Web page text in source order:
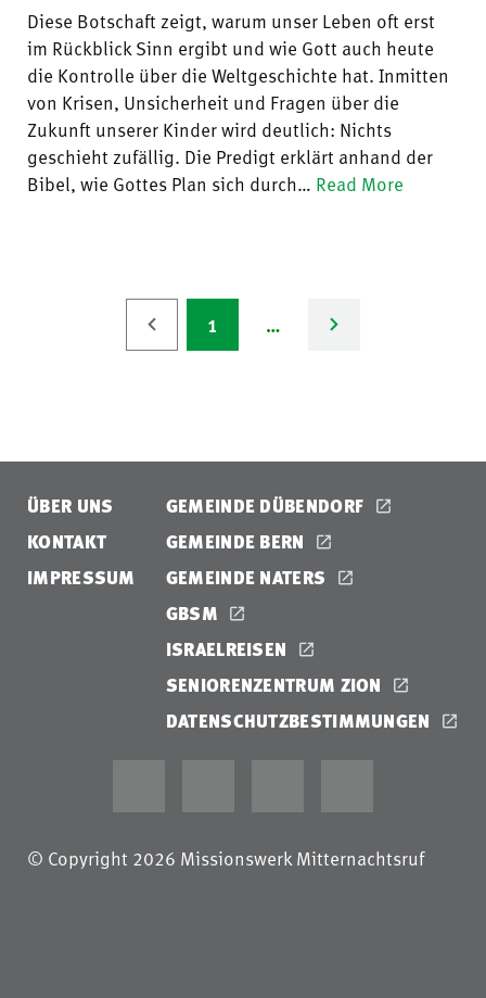
Diese Botschaft zeigt, warum unser Leben oft erst
im Rückblick Sinn ergibt und wie Gott auch heute
die Kontrolle über die Weltgeschichte hat. Inmitten
von Krisen, Unsicherheit und Fragen über die
Zukunft unserer Kinder wird deutlich: Nichts
geschieht zufällig. Die Predigt erklärt anhand der
Bibel, wie Gottes Plan sich durch… Read More
1 …
ÜBER UNS
KONTAKT
IMPRESSUM
GEMEINDE DÜBENDORF
GEMEINDE BERN
GEMEINDE NATERS
GBSM
ISRAELREISEN
SENIORENZENTRUM ZION
DATENSCHUTZBESTIMMUNGEN
© Copyright 2026 Missionswerk Mitternachtsruf